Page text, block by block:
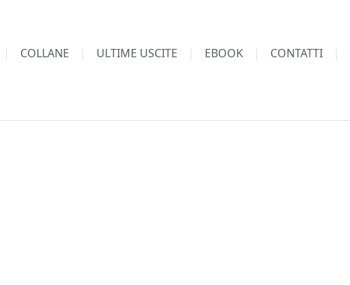
COLLANE ULTIME USCITE EBOOK CONTATTI